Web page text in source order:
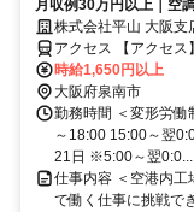
月収例30万円以上｜空
株式会社平山 大阪支
アクセス 【アクセ
車、バイク、車通勤
時給1,650円以上
大阪府泉南市
勤務時間 ＜変形労
～18:00 15:00～翌
21日 ※5:00～翌0:0...
仕事内容 ＜空港内工
で働く仕事に挑戦で